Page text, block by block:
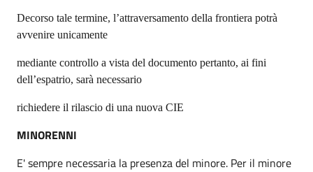
Decorso tale termine, l’attraversamento della frontiera potrà
avvenire unicamente
mediante controllo a vista del documento pertanto, ai fini
dell’espatrio, sarà necessario
richiedere il rilascio di una nuova CIE
MINORENNI
E' sempre necessaria la presenza del minore. Per il minore